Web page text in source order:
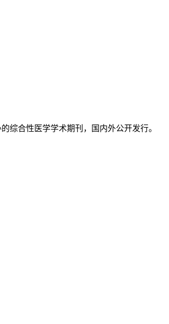
综合性医学学术期刊，国内外公开发行。